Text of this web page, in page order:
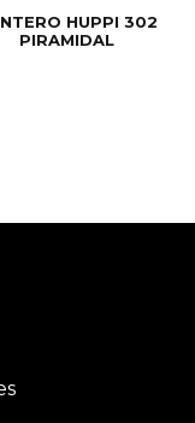
HUPPI 302
PIRAMIDAL